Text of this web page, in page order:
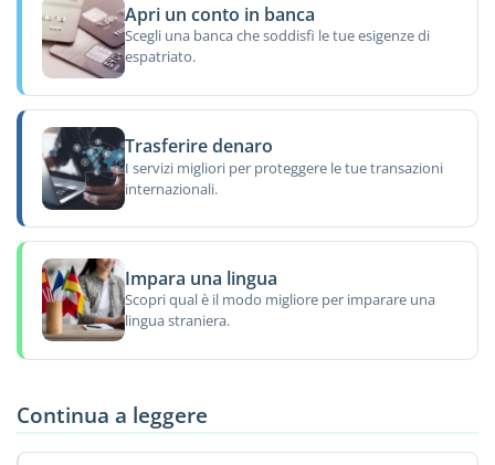
Apri un conto in banca
Scegli una banca che soddisfi le tue esigenze di
espatriato.
Trasferire denaro
I servizi migliori per proteggere le tue transazioni
internazionali.
Impara una lingua
Scopri qual è il modo migliore per imparare una
lingua straniera.
Continua a leggere